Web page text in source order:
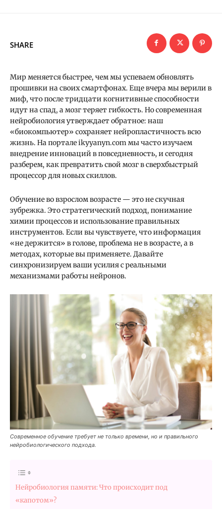
SHARE
Мир меняется быстрее, чем мы успеваем обновлять
прошивки на своих смартфонах. Еще вчера мы верили в
миф, что после тридцати когнитивные способности
идут на спад, а мозг теряет гибкость. Но современная
нейробиология утверждает обратное: наш
«биокомпьютер» сохраняет нейропластичность всю
жизнь. На портале ikyyanyn.com мы часто изучаем
внедрение инноваций в повседневность, и сегодня
разберем, как превратить свой мозг в сверхбыстрый
процессор для новых скиллов.
Обучение во взрослом возрасте — это не скучная
зубрежка. Это стратегический подход, понимание
химии процессов и использование правильных
инструментов. Если вы чувствуете, что информация
«не держится» в голове, проблема не в возрасте, а в
методах, которые вы применяете. Давайте
синхронизируем ваши усилия с реальными
механизмами работы нейронов.
Современное обучение требует не только времени, но и правильного
нейробиологического подхода.
Нейробиология памяти: Что происходит под
«капотом»?